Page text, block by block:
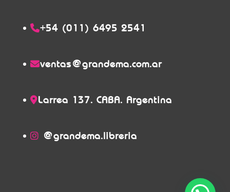
+54 (011) 6495 2541
ventas@grandema.com.ar
Larrea 137. CABA. Argentina
@grandema.libreria